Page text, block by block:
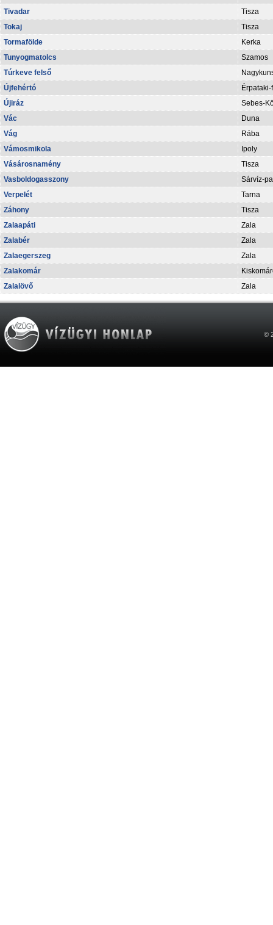
Tivadar
Tisza
Tokaj
Tisza
Tormafölde
Kerka
Tunyogmatolcs
Szamos
Túrkeve felső
Újfehértó
Újiráz
Sebes-
Vác
Duna
Vág
Rába
Vámosmikola
Ipoly
Vásárosnamény
Tisza
Vasboldogasszony
Sárvíz-
Verpelét
Tarna
Záhony
Tisza
Zalaapáti
Zala
Zalabér
Zala
Zalaegerszeg
Zala
Zalakomár
Zalalövő
Zala
©